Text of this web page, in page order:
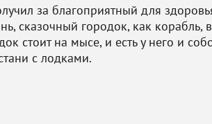
за благоприятный для
сказочный городок, как корабль,
стоит на мысе, и есть у него и
с лодками.